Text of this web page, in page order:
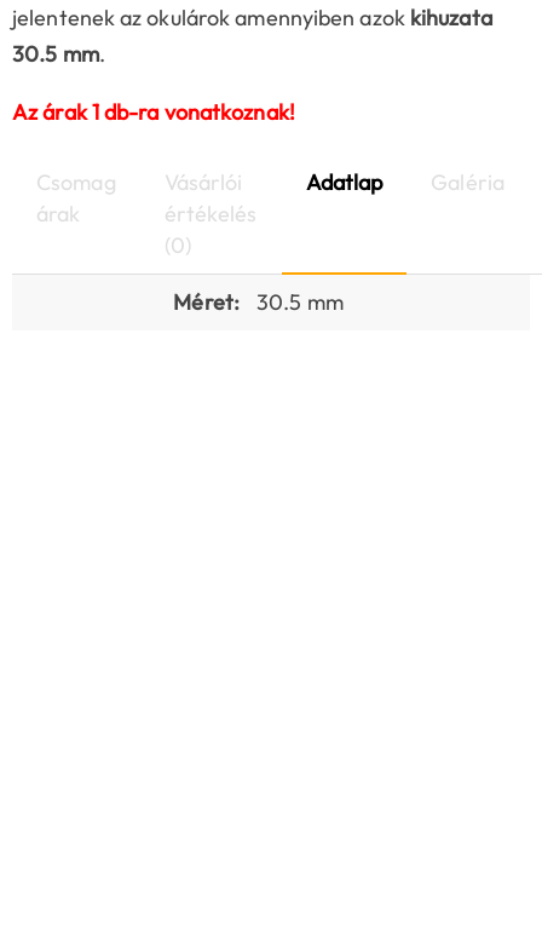
jelentenek az okulárok amennyiben azok kihuzata
30.5 mm.
Az árak 1 db-ra vonatkoznak!
Csomag
árak
Vásárlói
értékelés
(0)
Adatlap Galéria
Méret: 30.5 mm